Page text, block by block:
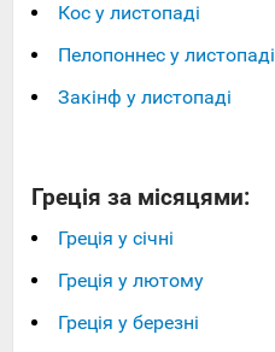
Кос у листопаді
Пелопоннес у листопаді
Закінф у листопаді
Греція за місяцями:
Греція у січні
Греція у лютому
Греція у березні